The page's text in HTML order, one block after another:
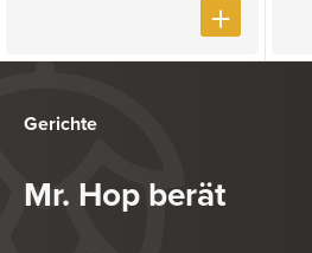
Gerichte
Mr. Hop berät